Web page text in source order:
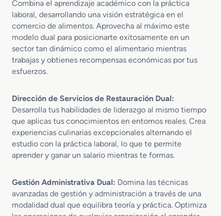
Combina el aprendizaje académico con la práctica
laboral, desarrollando una visión estratégica en el
comercio de alimentos. Aprovecha al máximo este
modelo dual para posicionarte exitosamente en un
sector tan dinámico como el alimentario mientras
trabajas y obtienes recompensas económicas por tus
esfuerzos.
Dirección de Servicios de Restauración Dual:
Desarrolla tus habilidades de liderazgo al mismo tiempo
que aplicas tus conocimientos en entornos reales. Crea
experiencias culinarias excepcionales alternando el
estudio con la práctica laboral, lo que te permite
aprender y ganar un salario mientras te formas.
Gestión Administrativa Dual: Domina las técnicas
avanzadas de gestión y administración a través de una
modalidad dual que equilibra teoría y práctica. Optimiza